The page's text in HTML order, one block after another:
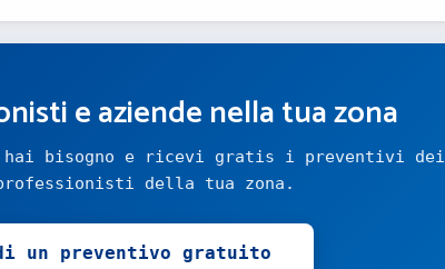
e aziende nella tua zona
bisogno e ricevi gratis i preventivi dei
della tua zona.
un preventivo gratuito